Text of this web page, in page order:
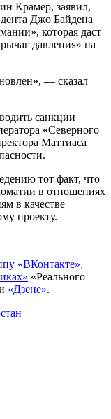
Крамер, заявил,
Джо Байдена
которая даст
давления» на
— сказал
санкции
«Северного
Маттиаса
тот факт, что
в отношениях
в качестве
проекту.
«ВКонтакте»,
«Реального
«Дзене».